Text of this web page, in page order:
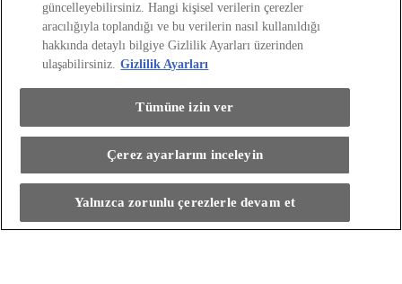
Bu araçla ilgileniyorum
Discover your car
Toyota'da Kariyer
Sosyal Sorumluluk Projelerimiz
Bize Ulaşın
Haberler ve Etkinlikler
ÖTV Muafiyetli Araçlar
Hibrit Arabalar
Hafif Ticari: Toyota Professional
Toyota Blog(Opens in new window)
(Opens in new window)
Yasal Bilgilendirme
Yasal Bilgilendirme
Yasal Uyarı ve Bilgilendirme
Bilgi Toplumu Hizmetleri
(Opens in new window)
TAKATA Hava Yastığı Geri Çağırma
güncelleyebilirsiniz. Hangi kişisel verilerin çerezler
aracılığıyla toplandığı ve bu verilerin nasıl kullanıldığı
hakkında detaylı bilgiye Gizlilik Ayarları üzerinden
ulaşabilirsiniz. Gizlilik Ayarları
Çerez ayarlarını inceleyin
Yalnızca zorunlu çerezlerle devam et
Tümüne izin ver